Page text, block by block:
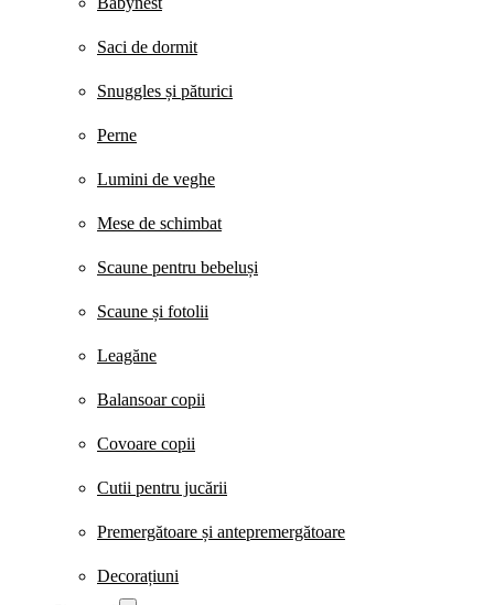
Saci de dormit
Snuggles și păturici
Perne
Lumini de veghe
Mese de schimbat
Scaune pentru bebeluși
Scaune și fotolii
Leagăne
Balansoar copii
Covoare copii
Cutii pentru jucării
Premergătoare și antepremergătoare
Decorațiuni